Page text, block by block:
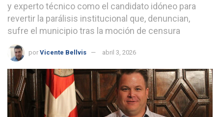
y experto técnico como el candidato idóneo para
revertir la parálisis institucional que, denuncian,
sufre el municipio tras la moción de censura
por Vicente Bellvis abril 3, 2026